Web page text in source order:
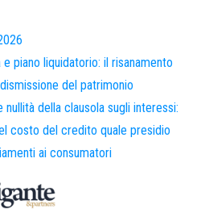
piano liquidatorio: il risanamento
del patrimonio
nullità della clausola sugli interessi:
costo del credito quale presidio
ai consumatori